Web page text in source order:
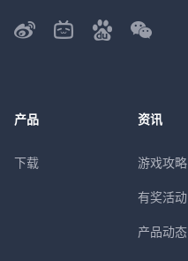
产品
下载
资讯
游戏攻略
有奖活动
产品动态